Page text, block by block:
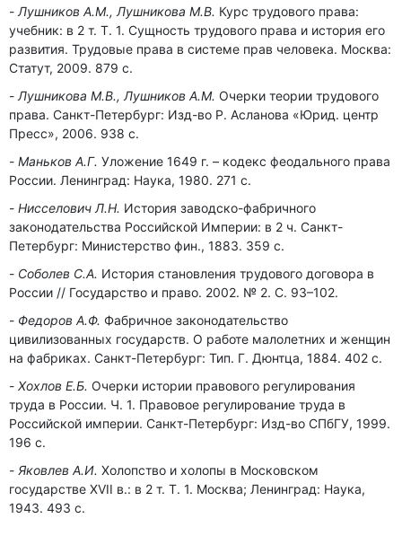
Лушников А.М., Лушникова М.В. Курс трудового права:
учебник: в 2 т. Т. 1. Сущность трудового права и история его
развития. Трудовые права в системе прав человека. Москва:
Статут, 2009. 879 с.
Лушникова М.В., Лушников А.М. Очерки теории трудового
права. Санкт-Петербург: Изд-во Р. Асланова «Юрид. центр
Пресс», 2006. 938 с.
Маньков А.Г. Уложение 1649 г. – кодекс феодального права
России. Ленинград: Наука, 1980. 271 с.
Нисселович Л.Н. История заводско-фабричного
законодательства Российской Империи: в 2 ч. Санкт-
Петербург: Министерство фин., 1883. 359 c.
Соболев С.А. История становления трудового договора в
России // Государство и право. 2002. № 2. С. 93–102.
Федоров А.Ф. Фабричное законодательство
цивилизованных государств. О работе малолетних и женщин
на фабриках. Санкт-Петербург: Тип. Г. Дюнтца, 1884. 402 с.
Хохлов Е.Б. Очерки истории правового регулирования
труда в России. Ч. 1. Правовое регулирование труда в
Российской империи. Санкт-Петербург: Изд-во СПбГУ, 1999.
196 с.
Яковлев А.И. Холопство и холопы в Московском
государстве XVII в.: в 2 т. Т. 1. Москва; Ленинград: Наука,
1943. 493 с.